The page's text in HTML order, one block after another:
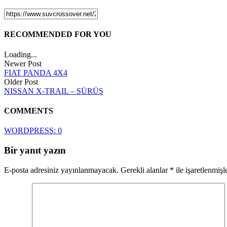
RECOMMENDED FOR YOU
Loading...
Newer Post
FIAT PANDA 4X4
Older Post
NISSAN X-TRAIL – SÜRÜŞ
COMMENTS
WORDPRESS: 0
Bir yanıt yazın
E-posta adresiniz yayınlanmayacak. Gerekli alanlar * ile